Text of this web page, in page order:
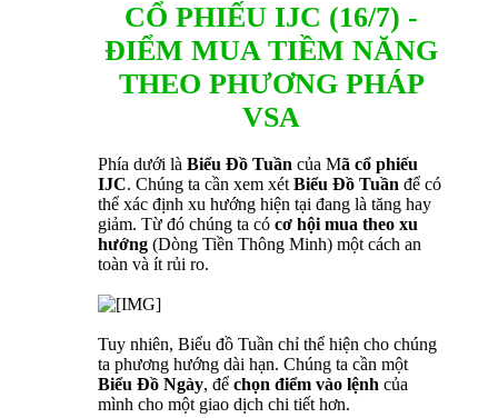
CỔ PHIẾU IJC (16/7) -
ĐIỂM MUA TIỀM NĂNG
THEO PHƯƠNG PHÁP
VSA
Phía dưới là Biểu Đồ Tuần của Mã cổ phiếu
IJC. Chúng ta cần xem xét Biểu Đồ Tuần để có
thể xác định xu hướng hiện tại đang là tăng hay
giảm. Từ đó chúng ta có cơ hội mua theo xu
hướng (Dòng Tiền Thông Minh) một cách an
toàn và ít rủi ro.
Tuy nhiên, Biểu đồ Tuần chỉ thể hiện cho chúng
ta phương hướng dài hạn. Chúng ta cần một
Biểu Đồ Ngày, để chọn điểm vào lệnh của
mình cho một giao dịch chi tiết hơn.